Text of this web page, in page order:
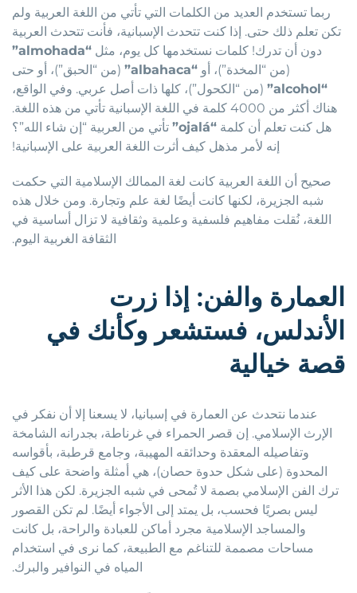
ربما تستخدم العديد من الكلمات التي تأتي من اللغة العربية ولم
تكن تعلم ذلك حتى. إذا كنت تتحدث الإسبانية، فأنت تتحدث العربية
دون أن تدرك! كلمات نستخدمها كل يوم، مثل “almohada”
(من “المخدة”)، أو “albahaca”
(من “الحبق”)، أو حتى
“alcohol”
(من “الكحول”)، كلها ذات أصل عربي. وفي الواقع،
هناك أكثر من 4000 كلمة في اللغة الإسبانية تأتي من هذه اللغة.
هل كنت تعلم أن كلمة “ojalá”
تأتي من العربية “إن شاء الله”؟
إنه لأمر مذهل كيف أثرت اللغة العربية على الإسبانية!
صحيح أن اللغة العربية كانت لغة الممالك الإسلامية التي حكمت
شبه الجزيرة، لكنها كانت أيضًا لغة علم وتجارة. ومن خلال هذه
اللغة، نُقلت مفاهيم فلسفية وعلمية وثقافية لا تزال أساسية في
الثقافة الغربية اليوم.
العمارة والفن: إذا زرت
الأندلس، فستشعر وكأنك في
قصة خيالية
عندما نتحدث عن العمارة في إسبانيا، لا يسعنا إلا أن نفكر في
الإرث الإسلامي. إن قصر الحمراء في غرناطة، بجدرانه الشامخة
وتفاصيله المعقدة وحدائقه المهيبة، وجامع قرطبة، بأقواسه
المحدوة (على شكل حدوة حصان)، هي أمثلة واضحة على كيف
ترك الفن الإسلامي بصمة لا تُمحى في شبه الجزيرة. لكن هذا الأثر
ليس بصريًا فحسب، بل يمتد إلى الأجواء أيضًا. لم تكن القصور
والمساجد الإسلامية مجرد أماكن للعبادة والراحة، بل كانت
مساحات مصممة للتناغم مع الطبيعة، كما نرى في استخدام
المياه في النوافير والبرك.